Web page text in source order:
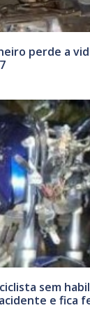
perde a
sem
e fica